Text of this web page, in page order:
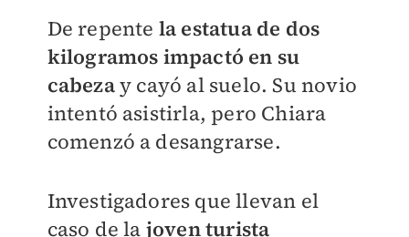
De repente la estatua de dos
kilogramos impactó en su
cabezay cayó al suelo. Su novio
intentó asistirla, pero Chiara
comenzó a desangrarse.
Investigadores que llevan el
caso de la joven turista